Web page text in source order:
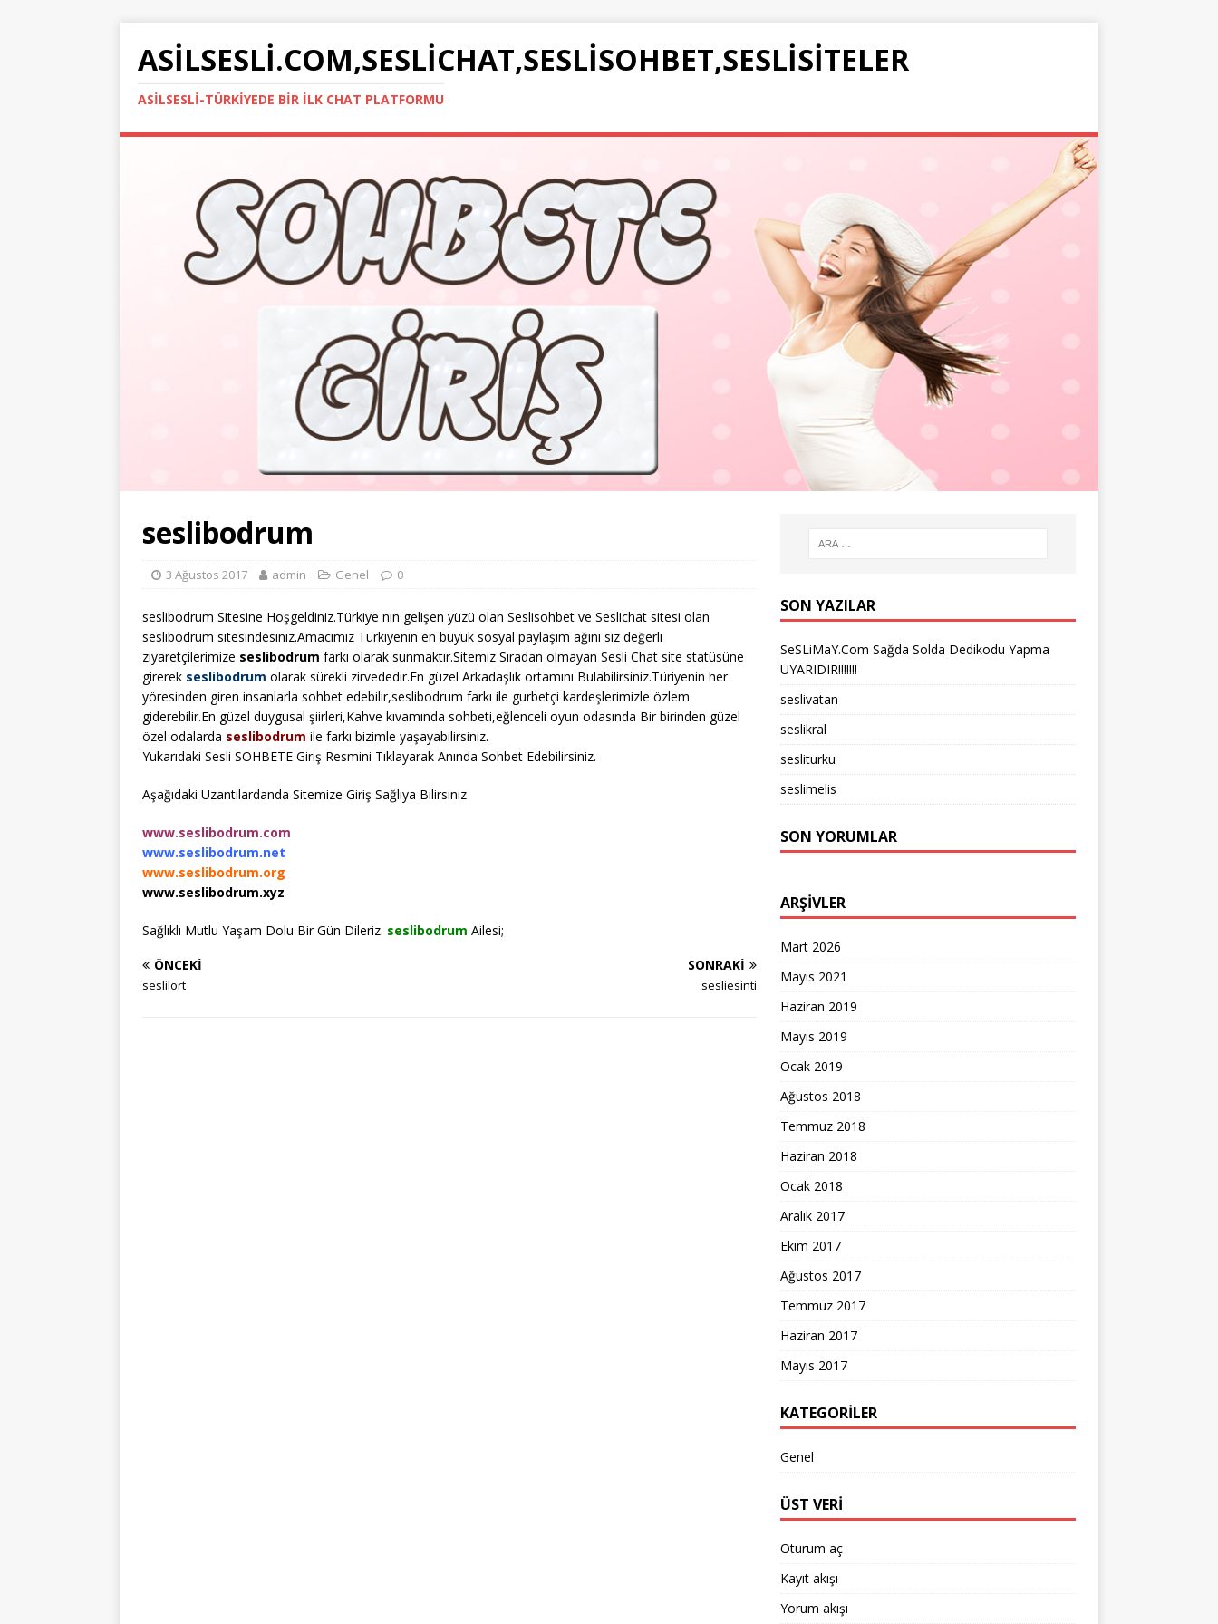
ASILSESLI.COM,SESLICHAT,SESLISOHBET,SESLISITELER
ASILSESLI-TÜRKIYEDE BIR İLK CHAT PLATFORMU
seslibodrum
3 Ağustos 2017 admin Genel 0
seslibodrum Sitesine Hoşgeldiniz.Türkiye nin gelişen yüzü olan Seslisohbet ve Seslichat sitesi olan
seslibodrum sitesindesiniz.Amacımız Türkiyenin en büyük sosyal paylaşım ağını siz değerli
ziyaretçilerimize seslibodrum farkı olarak sunmaktır.Sitemiz Sıradan olmayan Sesli Chat site statüsüne
girerek seslibodrum olarak sürekli zirvededir.En güzel Arkadaşlık ortamını Bulabilirsiniz.Türiyenin her
yöresinden giren insanlarla sohbet edebilir,seslibodrum farkı ile gurbetçi kardeşlerimizle özlem
giderebilir.En güzel duygusal şiirleri,Kahve kıvamında sohbeti,eğlenceli oyun odasında Bir birinden güzel
özel odalarda seslibodrum ile farkı bizimle yaşayabilirsiniz.
Yukarıdaki Sesli SOHBETE Giriş Resmini Tıklayarak Anında Sohbet Edebilirsiniz.
Aşağıdaki Uzantılardanda Sitemize Giriş Sağlıya Bilirsiniz
www.seslibodrum.com
www.seslibodrum.net
www.seslibodrum.org
www.seslibodrum.xyz
Sağlıklı Mutlu Yaşam Dolu Bir Gün Dileriz. seslibodrum Ailesi;
ÖNCEKI
seslilort
SONRAKI
sesliesinti
SON YAZILAR
SeSLiMaY.Com Sağda Solda Dedikodu Yapma
UYARIDIR!!!!!!!
seslivatan
seslikral
sesliturku
seslimelis
SON YORUMLAR
ARŞIVLER
Mart 2026
Mayıs 2021
Haziran 2019
Mayıs 2019
Ocak 2019
Ağustos 2018
Temmuz 2018
Haziran 2018
Ocak 2018
Aralık 2017
Ekim 2017
Ağustos 2017
Temmuz 2017
Haziran 2017
Mayıs 2017
KATEGORILER
Genel
ÜST VERI
Oturum aç
Kayıt akışı
Yorum akışı